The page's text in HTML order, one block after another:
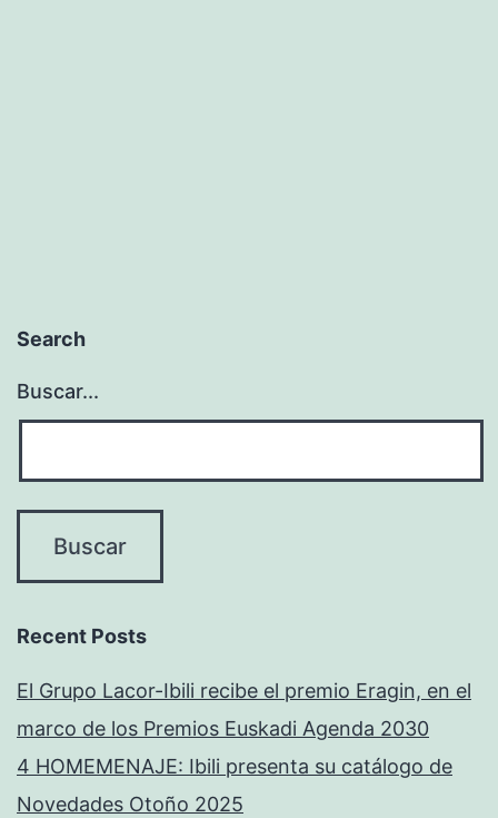
Search
Buscar...
Recent Posts
El Grupo Lacor-Ibili recibe el premio Eragin, en el
marco de los Premios Euskadi Agenda 2030
4 HOMEMENAJE: Ibili presenta su catálogo de
Novedades Otoño 2025